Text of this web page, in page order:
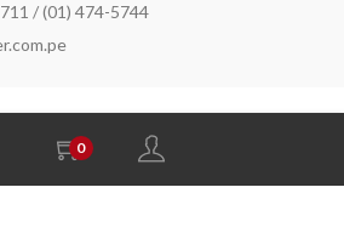
0
/ (01) 474-5744